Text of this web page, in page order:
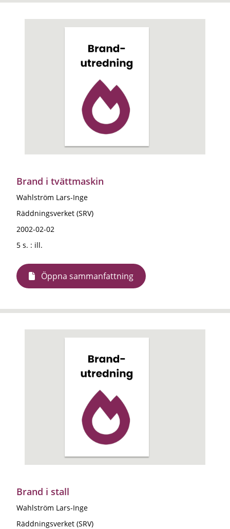
Brand i tvättmaskin
Wahlström Lars-Inge
Räddningsverket (SRV)
2002-02-02
5 s. : ill.
Öppna sammanfattning
Brand i stall
Wahlström Lars-Inge
Räddningsverket (SRV)